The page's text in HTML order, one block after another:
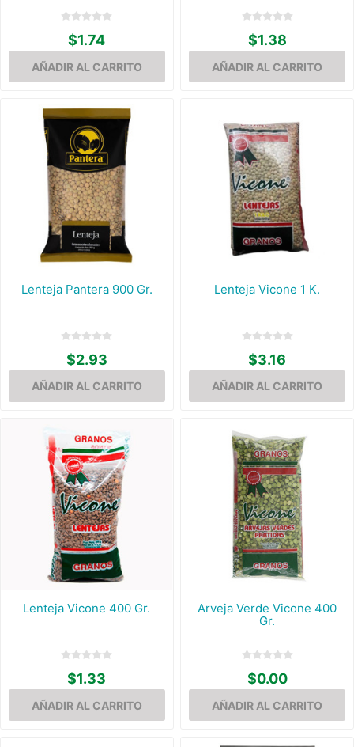
$1.74 $1.38
Lenteja Pantera 900 Gr.
$2.93
Lenteja Vicone 1 K.
$3.16
Lenteja Vicone 400 Gr.
$1.33
Arveja Verde Vicone 400
Gr.
$0.00